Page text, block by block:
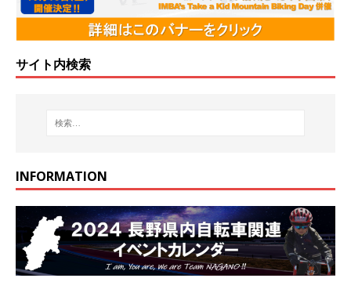
サイト内検索
INFORMATION